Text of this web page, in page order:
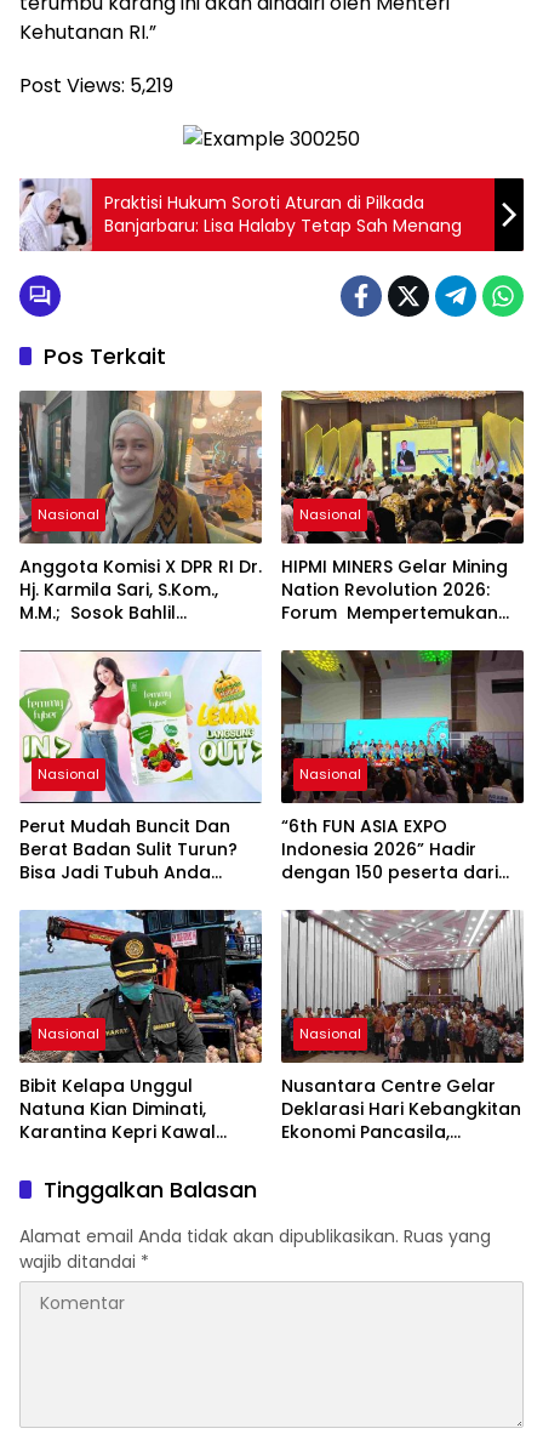
Kehutanan RI.”
Post Views: 5,219
Praktisi Hukum Soroti Aturan di Pilkada
Banjarbaru: Lisa Halaby Tetap Sah Menang
Pos Terkait
Nasional
Anggota Komisi X DPR RI Dr.
Hj. Karmila Sari, S.Kom.,
M.M.; Sosok Bahlil
Sumber Inspirasi bagi
Generasi Muda, Pelaku
Usaha, Pemerintah,
maupun Pemangku
Kepentingan lainnya untuk
bersama-sama
Memberikan Kontribusi
bagi Pembangunan
Nasional.
Nasional
HIPMI MINERS Gelar Mining
Nation Revolution 2026:
Forum Mempertemukan
Investor, Akademisi, dan
Pengusaha dalam
Mendukung Percepatan
Hilirisasi Nasional.
Nasional
Perut Mudah Buncit Dan
Berat Badan Sulit Turun?
Bisa Jadi Tubuh Anda
Nasional
“6th FUN ASIA EXPO
Indonesia 2026” Hadir
dengan 150 peserta dari
Industri Taman Rekreasi
dan Ekosistem Pariwisata
di Tanah Air
Nasional
Bibit Kelapa Unggul
Natuna Kian Diminati,
Karantina Kepri Kawal
Bintan
Nasional
Nusantara Centre Gelar
Deklarasi Hari Kebangkitan
Ekonomi Pancasila,
Ekonomi Politik Indonesia)
& Simposium Nasional
Tinggalkan Balasan
Alamat email Anda tidak akan dipublikasikan. Ruas yang
wajib ditandai *